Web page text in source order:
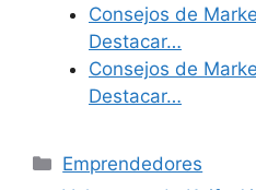
Consejos de
Destacar…
Consejos de
Destacar…
Categories
Emprendedores